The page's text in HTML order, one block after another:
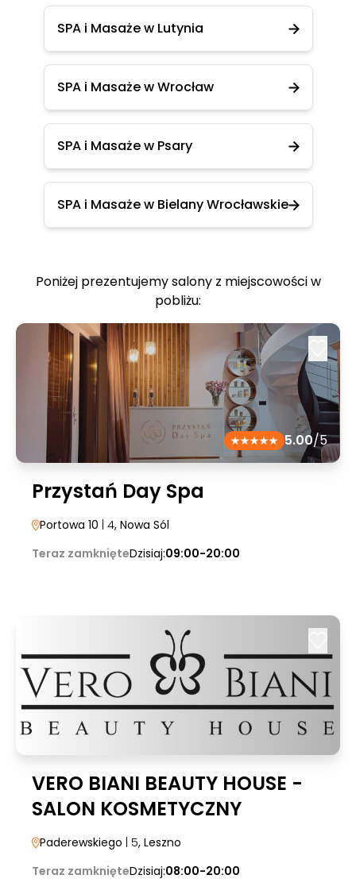
SPA i Masaże w Lutynia
SPA i Masaże w Wrocław
SPA i Masaże w Psary
SPA i Masaże w Bielany Wrocławskie
Poniżej prezentujemy salony z miejscowości w
pobliżu:
5.00/5
Przystań Day Spa
Portowa 10 | 4, Nowa Sól
Teraz zamknięteDzisiaj:09:00-20:00
VERO BIANI BEAUTY HOUSE -
SALON KOSMETYCZNY
Paderewskiego | 5, Leszno
Teraz zamknięteDzisiaj:08:00-20:00